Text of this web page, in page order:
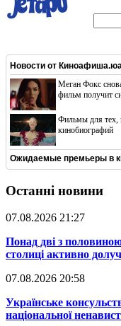
Новости от
Меган Фокс
фильм получит
Фильмы для тех,
кинобиографий
Ожидаемые премьеры в
Останні новини
07.08.2026 21:27
​Понад дві з
столиці активно
07.08.2026 20:58
​Українське
національної